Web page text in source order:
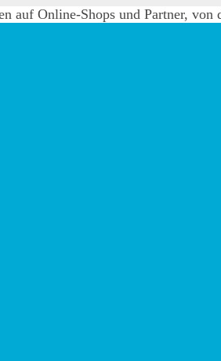
auf Online-Shops und Partner, von